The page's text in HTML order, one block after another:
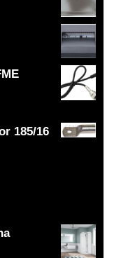
185/16